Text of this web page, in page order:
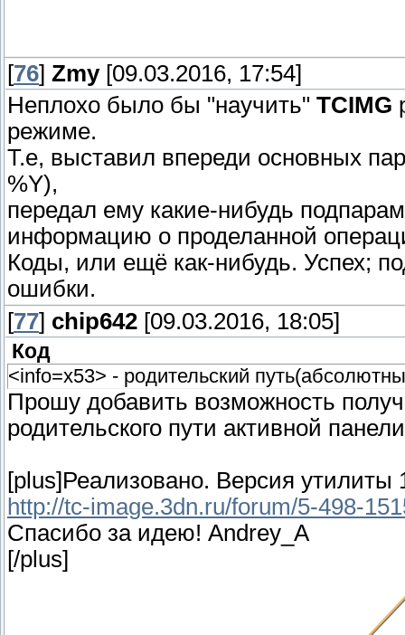
[76] Zmy[09.03.2016, 17:54]
Неплохо было бы "научить" TCIMG
режиме.
Т.е, выставил впереди основных
%Y),
передал ему какие-нибудь
информацию о проделанной
Коды, или ещё как-нибудь. Успех;
ошибки.
[77] chip642 [09.03.2016, 18:05]
Код
<info=x53> - родительский
Прошу добавить возможность
родительского пути активной
[plus]Реализовано. Версия утилиты
http://tc-image.3dn.ru/forum/5-498-
Спасибо за идею! Andrey_A
[/plus]